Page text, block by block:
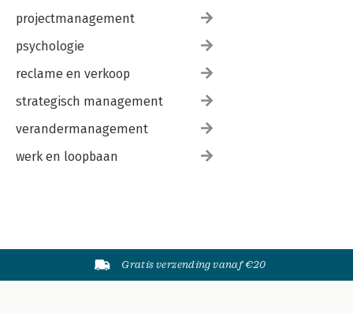
projectmanagement
psychologie
reclame en verkoop
strategisch management
verandermanagement
werk en loopbaan
Gratis verzending vanaf €20